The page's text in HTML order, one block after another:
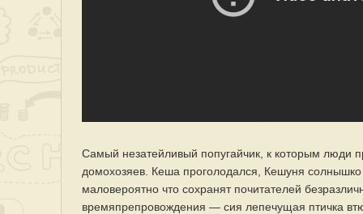
Самый незатейливый попугайчик, к которым люди
домохозяев. Кеша проголодался, Кешуня
маловероятно что сохранят почитателей
времяпрепровождения — сия лепечущая птичка